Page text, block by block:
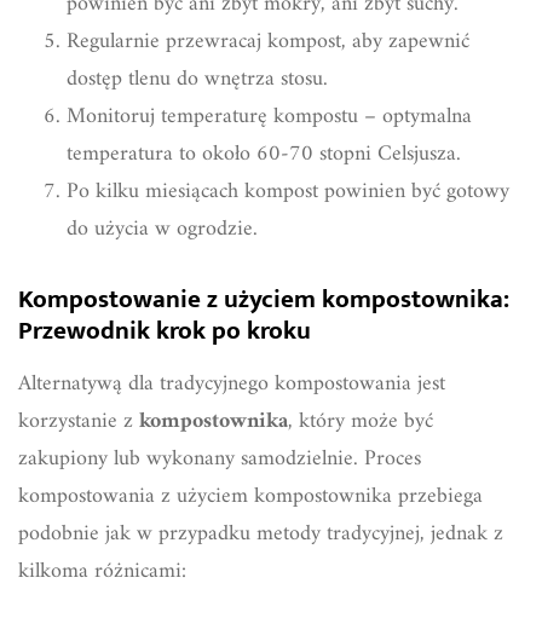
Regularnie przewracaj kompost, aby zapewnić
dostęp tlenu do wnętrza stosu.
Monitoruj temperaturę kompostu – optymalna
temperatura to około 60-70 stopni Celsjusza.
Po kilku miesiącach kompost powinien być gotowy
do użycia w ogrodzie.
Kompostowanie z użyciem kompostownika:
Przewodnik krok po kroku
Alternatywą dla tradycyjnego kompostowania jest
korzystanie zkompostownika, który może być
zakupiony lub wykonany samodzielnie. Proces
kompostowania z użyciem kompostownika przebiega
podobnie jak w przypadku metody tradycyjnej, jednak z
kilkoma różnicami: